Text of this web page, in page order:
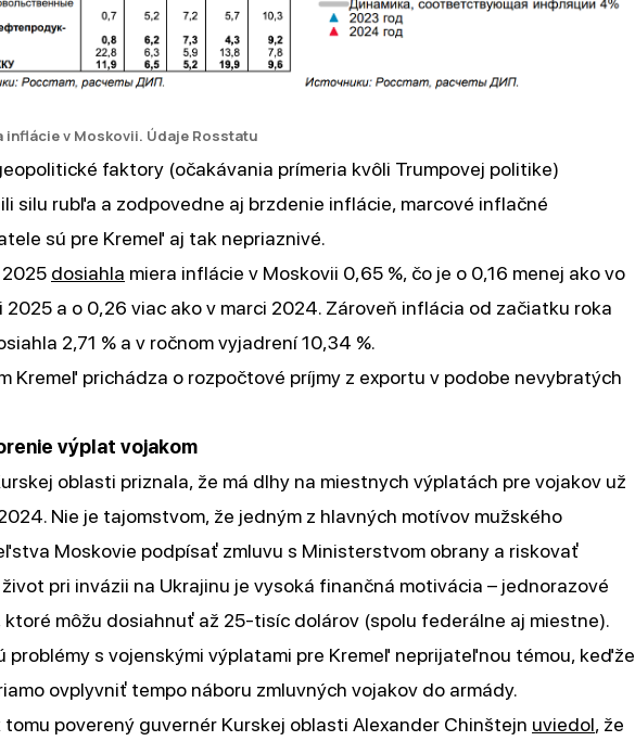
inflácie v Moskovii. Údaje Rosstatu
faktory (očakávania prímeria kvôli Trumpovej politike)
silu rubľa a zodpovedne aj brzdenie inflácie, marcové inflačné
sú pre Kremeľ aj tak nepriaznivé.
dosiahla miera inflácie v Moskovii 0,65 %, čo je o 0,16 menej ako vo
2025 a o 0,26 viac ako v marci 2024. Zároveň inflácia od začiatku roka
2,71 % a v ročnom vyjadrení 10,34 %.
Kremeľ prichádza o rozpočtové príjmy z exportu v podobe nevybratých
výplat vojakom
oblasti priznala, že má dlhy na miestnych výplatách pre vojakov už
Nie je tajomstvom, že jedným z hlavných motívov mužského
Moskovie podpísať zmluvu s Ministerstvom obrany a riskovať
pri invázii na Ukrajinu je vysoká finančná motivácia – jednorazové
ktoré môžu dosiahnuť až 25-tisíc dolárov (spolu federálne aj miestne).
problémy s vojenskými výplatami pre Kremeľ neprijateľnou témou, keďže
ovplyvniť tempo náboru zmluvných vojakov do armády.
tomu poverený guvernér Kurskej oblasti Alexander Chinštejn uviedol, že